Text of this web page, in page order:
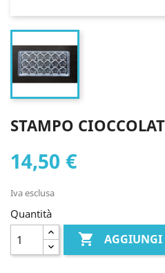
STAMPO
14,50 €
Iva esclusa
Quantità
 AGGIUNGI